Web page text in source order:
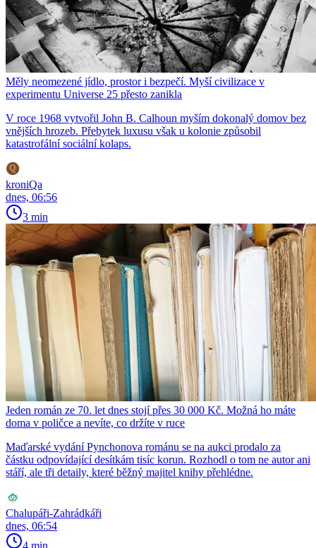
Měly neomezené jídlo, prostor i bezpečí. Myší civilizace v
experimentu Universe 25 přesto zanikla
V roce 1968 vytvořil John B. Calhoun myším dokonalý domov bez
vnějších hrozeb. Přebytek luxusu však u kolonie způsobil
katastrofální sociální kolaps.
kroniQa
dnes, 06:56
3 min
Jeden román ze 70. let dnes stojí přes 30 000 Kč. Možná ho máte
doma v poličce a nevíte, co držíte v ruce
Maďarské vydání Pynchonova románu se na aukci prodalo za
částku odpovídající desítkám tisíc korun. Rozhodl o tom ne autor ani
stáří, ale tři detaily, které běžný majitel knihy přehlédne.
Chalupáři-Zahrádkáři
dnes, 06:54
4 min